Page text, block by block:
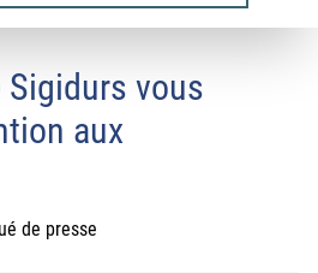
Sigidurs vous
aux
de presse